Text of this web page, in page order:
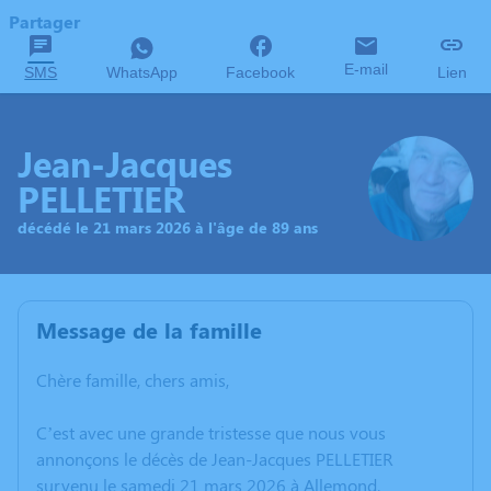
Partager
SMS WhatsApp Facebook E-mail Lien
Jean-Jacques
PELLETIER
décédé le 21 mars 2026 à l'âge de 89 ans
Message de la famille
Chère famille, chers amis,
C’est avec une grande tristesse que nous vous
annonçons le décès de Jean-Jacques PELLETIER
survenu le samedi 21 mars 2026 à Allemond.